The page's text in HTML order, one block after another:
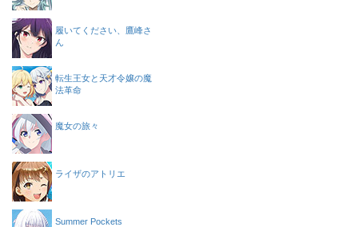
履いてください、鷹峰さ
ん
転生王女と天才令嬢の魔
法革命
魔女の旅々
ライザのアトリエ
Summer Pockets